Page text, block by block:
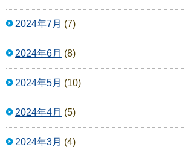
2024年7月 (7)
2024年6月 (8)
2024年5月 (10)
2024年4月 (5)
2024年3月 (4)